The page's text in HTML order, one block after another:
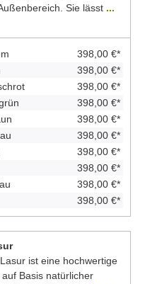
Sie lässt ...
398,00 €*
398,00 €*
398,00 €*
398,00 €*
398,00 €*
398,00 €*
398,00 €*
398,00 €*
398,00 €*
398,00 €*
ist eine hochwertige
Basis natürlicher